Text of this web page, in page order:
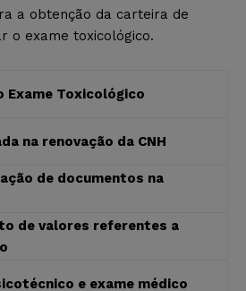
a obtenção da carteira de
o exame toxicológico.
Exame Toxicológico
na renovação da CNH
de documentos na
de valores referentes a
e exame médico